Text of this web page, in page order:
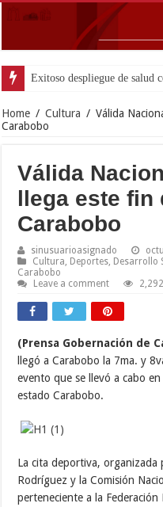
Home / Cultura / Válida
Carabobo
Válida
llega este fin
Carabobo
sinusuarioasignado
Cultura Deportes Desarrollo
Carabobo
Leave a comment
(Prensa Gobernación de
llegó a Carabobo la 7ma. y
evento que se llevó a cabo
estado Carabobo.
La cita deportiva, organizada
Rodríguez y la Comisión
perteneciente a la